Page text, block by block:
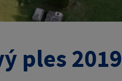
ples 2019